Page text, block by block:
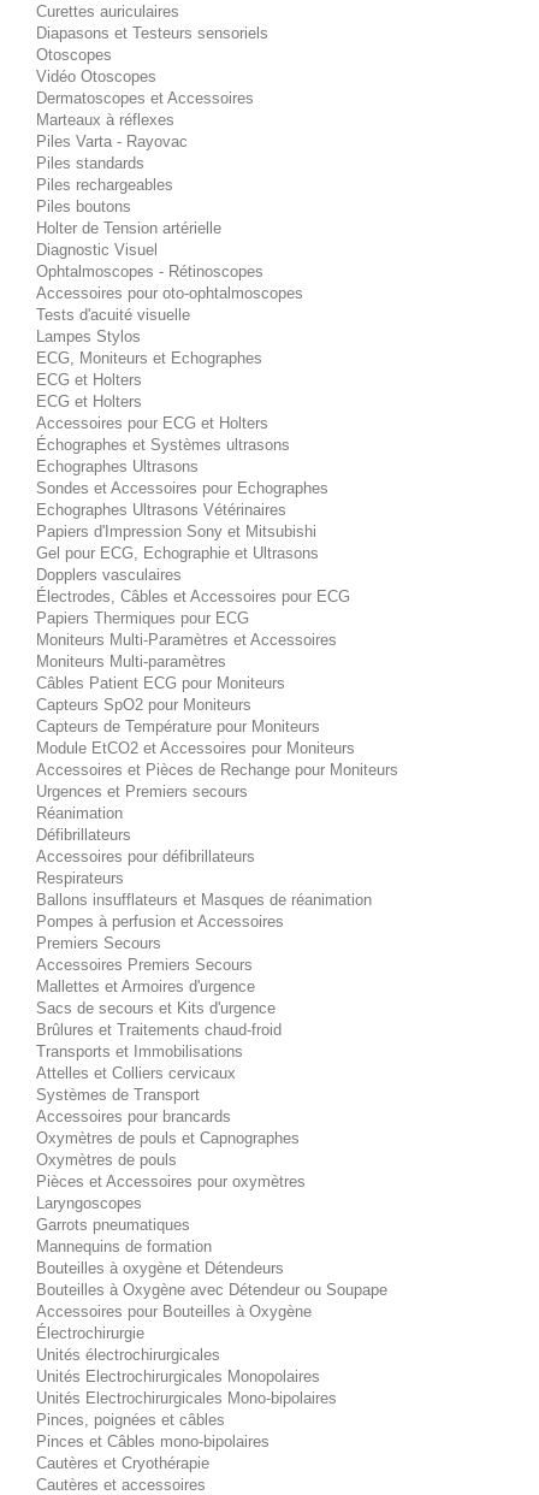
Curettes auriculaires
Diapasons et Testeurs sensoriels
Otoscopes
Vidéo Otoscopes
Dermatoscopes et Accessoires
Marteaux à réflexes
Piles Varta - Rayovac
Piles standards
Piles rechargeables
Piles boutons
Holter de Tension artérielle
Diagnostic Visuel
Ophtalmoscopes - Rétinoscopes
Accessoires pour oto-ophtalmoscopes
Tests d'acuité visuelle
Lampes Stylos
ECG, Moniteurs et Echographes
ECG et Holters
ECG et Holters
Accessoires pour ECG et Holters
Échographes et Systèmes ultrasons
Echographes Ultrasons
Sondes et Accessoires pour Echographes
Echographes Ultrasons Vétérinaires
Papiers d'Impression Sony et Mitsubishi
Gel pour ECG, Echographie et Ultrasons
Dopplers vasculaires
Électrodes, Câbles et Accessoires pour ECG
Papiers Thermiques pour ECG
Moniteurs Multi-Paramètres et Accessoires
Moniteurs Multi-paramètres
Câbles Patient ECG pour Moniteurs
Capteurs SpO2 pour Moniteurs
Capteurs de Température pour Moniteurs
Module EtCO2 et Accessoires pour Moniteurs
Accessoires et Pièces de Rechange pour Moniteurs
Urgences et Premiers secours
Réanimation
Défibrillateurs
Accessoires pour défibrillateurs
Respirateurs
Ballons insufflateurs et Masques de réanimation
Pompes à perfusion et Accessoires
Premiers Secours
Accessoires Premiers Secours
Mallettes et Armoires d'urgence
Sacs de secours et Kits d'urgence
Brûlures et Traitements chaud-froid
Transports et Immobilisations
Attelles et Colliers cervicaux
Systèmes de Transport
Accessoires pour brancards
Oxymètres de pouls et Capnographes
Oxymètres de pouls
Pièces et Accessoires pour oxymètres
Laryngoscopes
Garrots pneumatiques
Mannequins de formation
Bouteilles à oxygène et Détendeurs
Bouteilles à Oxygène avec Détendeur ou Soupape
Accessoires pour Bouteilles à Oxygène
Électrochirurgie
Unités électrochirurgicales
Unités Electrochirurgicales Monopolaires
Unités Electrochirurgicales Mono-bipolaires
Pinces, poignées et câbles
Pinces et Câbles mono-bipolaires
Cautères et Cryothérapie
Cautères et accessoires